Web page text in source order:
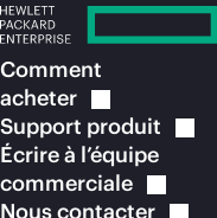
Comment
acheter
Support produit
Écrire à l’équipe
commerciale
Nouscontacter